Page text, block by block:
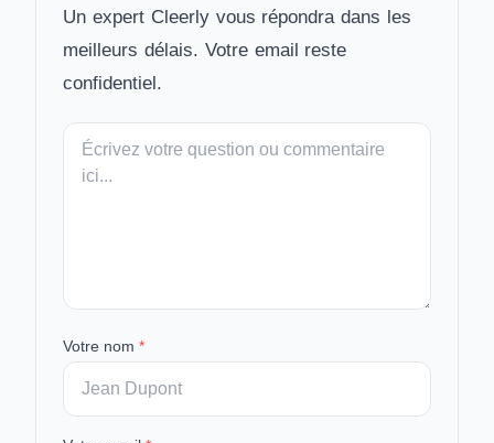
Un expert Cleerly vous répondra dans les
meilleurs délais. Votre email reste
confidentiel.
Votre
message
Votre nom *